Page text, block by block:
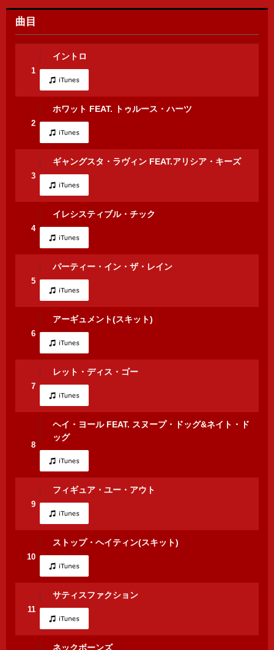
曲目
1
イントロ
2
ホワット FEAT. トゥルース・ハーツ
3
ギャングスタ・ラヴィン FEAT.アリシア・キーズ
4
イレシスティブル・チック
5
パーティー・イン・ザ・レイン
6
アーギュメント(スキット)
7
レット・ディス・ゴー
8
ヘイ・ヨール FEAT. スヌープ・ドッグ&ネイト・ド
ッグ
9
フィギュア・ユー・アウト
10
ストップ・ヘイティン(スキット)
11
サティスファクション
ネックボーンズ